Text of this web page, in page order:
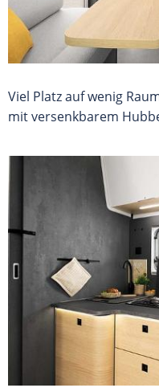
Viel Platz auf wenig
mit versenkbarem